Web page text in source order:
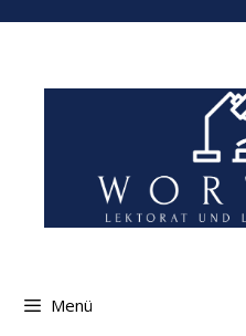
Zum
springen
Menü